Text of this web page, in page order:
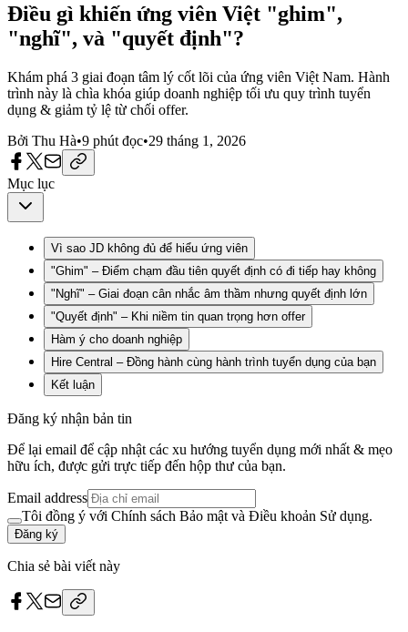
Điều gì khiến ứng viên Việt "ghim",
"nghĩ", và "quyết định"?
Khám phá 3 giai đoạn tâm lý cốt lõi của ứng viên Việt Nam. Hành
trình này là chìa khóa giúp doanh nghiệp tối ưu quy trình tuyển
dụng & giảm tỷ lệ từ chối offer.
Bởi Thu Hà•9 phút đọc•29 tháng 1, 2026
Mục lục
Vì sao JD không đủ để hiểu ứng viên
"Ghim" – Điểm chạm đầu tiên quyết định có đi tiếp hay không
"Nghĩ" – Giai đoạn cân nhắc âm thầm nhưng quyết định lớn
"Quyết định" – Khi niềm tin quan trọng hơn offer
Hàm ý cho doanh nghiệp
Hire Central – Đồng hành cùng hành trình tuyển dụng của bạn
Kết luận
Đăng ký nhận bản tin
Để lại email để cập nhật các xu hướng tuyển dụng mới nhất & mẹo
hữu ích, được gửi trực tiếp đến hộp thư của bạn.
Email address
Tôi đồng ý với Chính sách Bảo mật và Điều khoản Sử dụng.
Đăng ký
Chia sẻ bài viết này